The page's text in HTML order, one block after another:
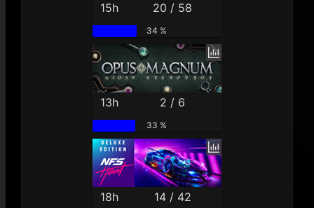
15h 20 / 58
34 %
13h 2 / 6
33 %
18h 14 / 42